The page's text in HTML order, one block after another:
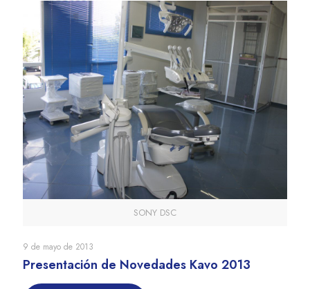
SONY DSC
9 de mayo de 2013
Presentación de Novedades Kavo 2013